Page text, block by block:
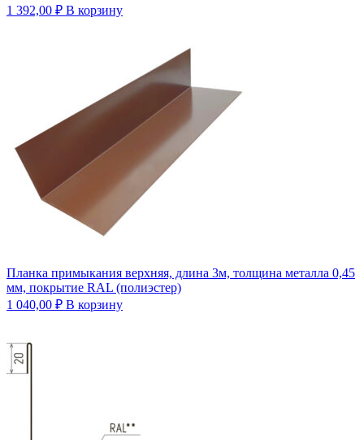
1 392,00 ₽ В корзину
Планка примыкания верхняя, длина 3м, толщина металла 0,45
мм, покрытие RAL (полиэстер)
1 040,00 ₽ В корзину